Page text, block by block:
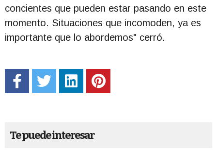
concientes que pueden estar pasando en este
momento. Situaciones que incomoden, ya es
importante que lo abordemos" cerró.
Te puede interesar